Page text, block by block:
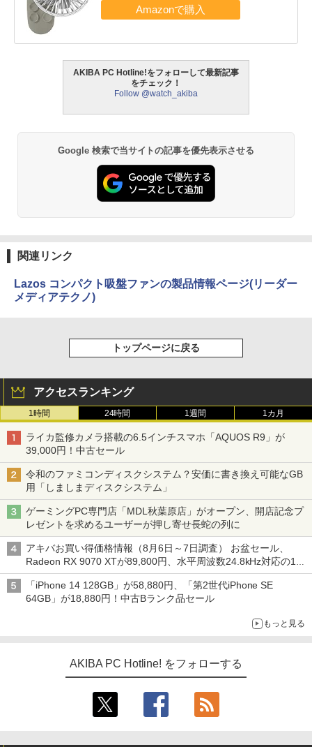
AKIBA PC Hotline!をフォローして最新記事
をチェック！
Follow @watch_akiba
Google 検索で当サイトの記事を優先表示させる
関連リンク
Lazos コンパクト吸盤ファンの製品情報ページ(リーダー
メディアテクノ)
トップページに戻る
アクセスランキング
1時間 24時間 1週間 1カ月
ライカ監修カメラ搭載の6.5インチスマホ「AQUOS R9」が
39,000円！中古セール
令和のファミコンディスクシステム？安価に書き換え可能なGB
用「しましまディスクシステム」
ゲーミングPC専門店「MDL秋葉原店」がオープン、開店記念プ
レゼントを求めるユーザーが押し寄せ長蛇の列に
アキバお買い得価格情報（8月6日～7日調査） お盆セール、
Radeon RX 9070 XTが89,800円、水平周波数24.8kHz対応の17
型モニターが9,801円、暑さ指数連動セール ほか
「iPhone 14 128GB」が58,880円、「第2世代iPhone SE
64GB」が18,880円！中古Bランク品セール
もっと見る
AKIBA PC Hotline! をフォローする